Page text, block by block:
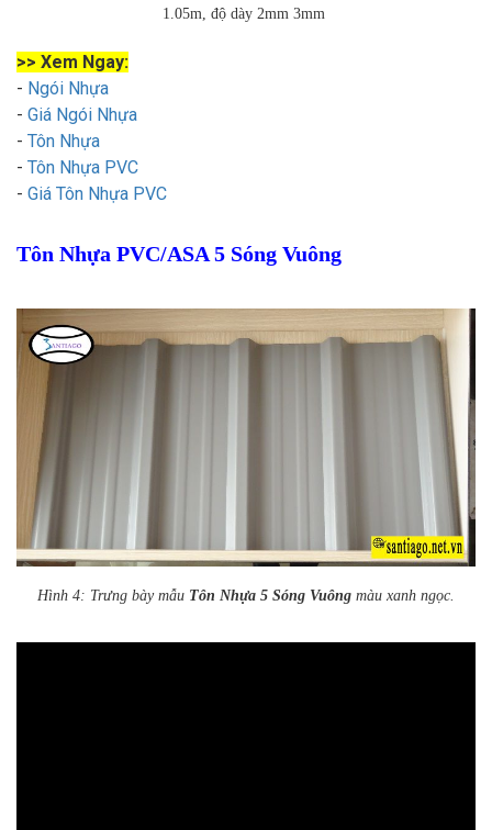
1.05m, độ dày 2mm 3mm
>> Xem Ngay:
- Ngói Nhựa
- Giá Ngói Nhựa
- Tôn Nhựa
- Tôn Nhựa PVC
- Giá Tôn Nhựa PVC
Tôn Nhựa PVC/ASA 5 Sóng Vuông
Hình 4: Trưng bày mẫu Tôn Nhựa 5 Sóng Vuông màu xanh ngọc.